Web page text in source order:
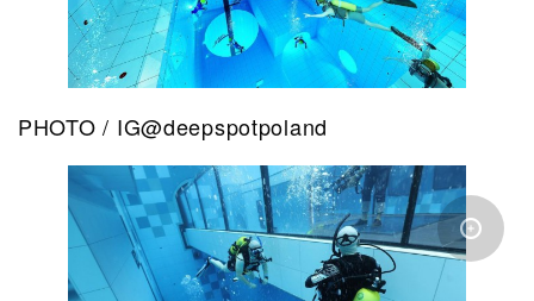
PHOTO / IG@deepspotpoland